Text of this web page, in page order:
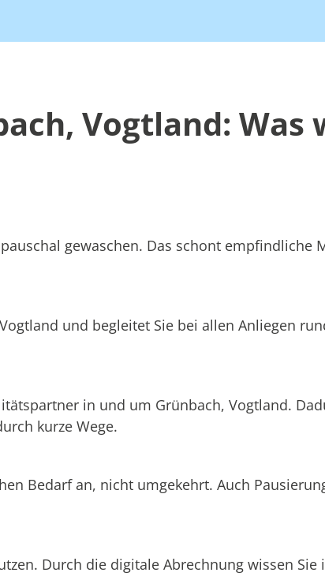
Vogtland: Was
gewaschen. Das schont empfindliche
und begleitet Sie bei allen Anliegen
in und um Grünbach, Vogtland.
kurze Wege.
Bedarf an, nicht umgekehrt. Auch
Durch die digitale Abrechnung wissen